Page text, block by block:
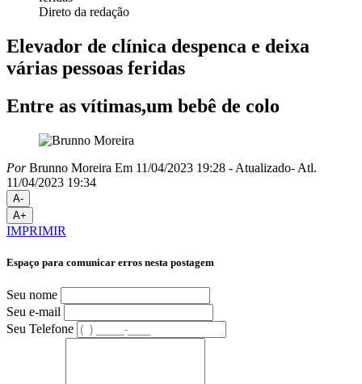
Direto da redação
Elevador de clínica despenca e deixa
várias pessoas feridas
Entre as vítimas,um bebê de colo
PorBrunno Moreira Em 11/04/2023 19:28 - Atualizado- Atl.
11/04/2023 19:34
A-
A+
IMPRIMIR
Espaço para comunicar erros nesta postagem
Seu nome
Seu e-mail
Seu Telefone